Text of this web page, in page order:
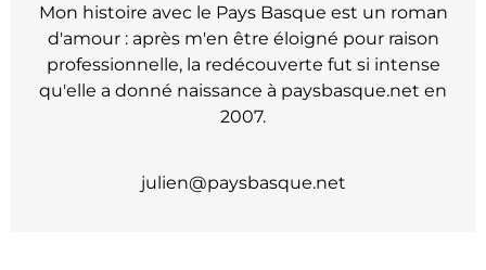
Mon histoire avec le Pays Basque est un roman
d'amour : après m'en être éloigné pour raison
professionnelle, la redécouverte fut si intense
qu'elle a donné naissance à paysbasque.net en
2007.
julien@paysbasque.net